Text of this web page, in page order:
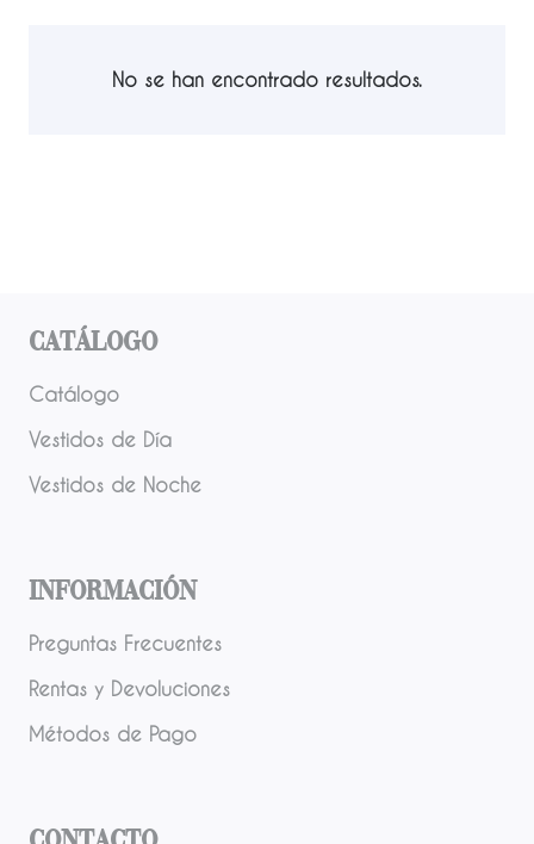
No se han encontrado resultados.
Catálogo
Catálogo
Vestidos de Día
Vestidos de Noche
Información
Preguntas Frecuentes
Rentas y Devoluciones
Métodos de Pago